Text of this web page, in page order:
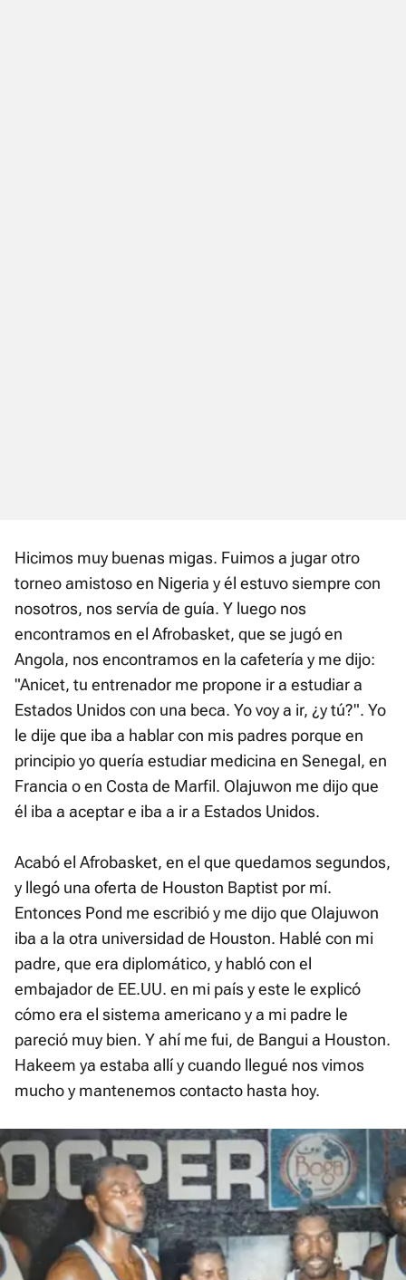
Hicimos muy buenas migas. Fuimos a jugar otro
torneo amistoso en Nigeria y él estuvo siempre con
nosotros, nos servía de guía. Y luego nos
encontramos en el Afrobasket, que se jugó en
Angola, nos encontramos en la cafetería y me dijo:
"Anicet, tu entrenador me propone ir a estudiar a
Estados Unidos con una beca. Yo voy a ir, ¿y tú?". Yo
le dije que iba a hablar con mis padres porque en
principio yo quería estudiar medicina en Senegal, en
Francia o en Costa de Marfil. Olajuwon me dijo que
él iba a aceptar e iba a ir a Estados Unidos.
Acabó el Afrobasket, en el que quedamos segundos,
y llegó una oferta de Houston Baptist por mí.
Entonces Pond me escribió y me dijo que Olajuwon
iba a la otra universidad de Houston. Hablé con mi
padre, que era diplomático, y habló con el
embajador de EE.UU. en mi país y este le explicó
cómo era el sistema americano y a mi padre le
pareció muy bien. Y ahí me fui, de Bangui a Houston.
Hakeem ya estaba allí y cuando llegué nos vimos
mucho y mantenemos contacto hasta hoy.